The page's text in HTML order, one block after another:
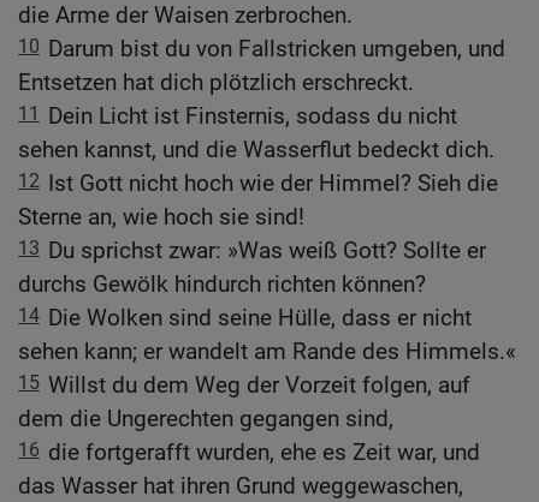
die Arme der Waisen zerbrochen.
10 Darum bist du von Fallstricken umgeben, und
Entsetzen hat dich plötzlich erschreckt.
11
Dein Licht ist Finsternis, sodass du nicht
sehen kannst, und die Wasserflut bedeckt dich.
12 Ist Gott nicht hoch wie der Himmel? Sieh die
Sterne an, wie hoch sie sind!
13 Du sprichst zwar: »Was weiß Gott? Sollte er
durchs Gewölk hindurch richten können?
14 Die Wolken sind seine Hülle, dass er nicht
sehen kann; er wandelt am Rande des Himmels.«
15 Willst du dem Weg der Vorzeit folgen, auf
dem die Ungerechten gegangen sind,
16 die fortgerafft wurden, ehe es Zeit war, und
das Wasser hat ihren Grund weggewaschen,